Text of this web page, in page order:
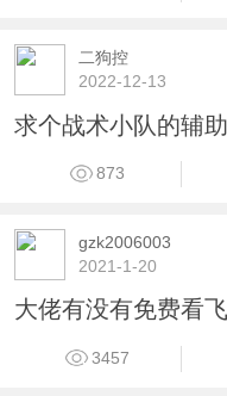
二狗控
2022-12-13
求个战术小队的辅助
873
gzk2006003
2021-1-20
大佬有没有免费看
3457